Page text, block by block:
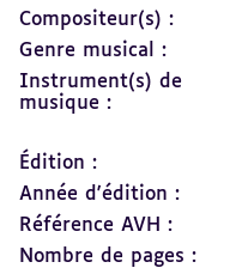
Compositeur(s) :
Genre musical :
Instrument(s) de
musique :
Édition :
Année d'édition :
Référence AVH :
Nombre de pages :